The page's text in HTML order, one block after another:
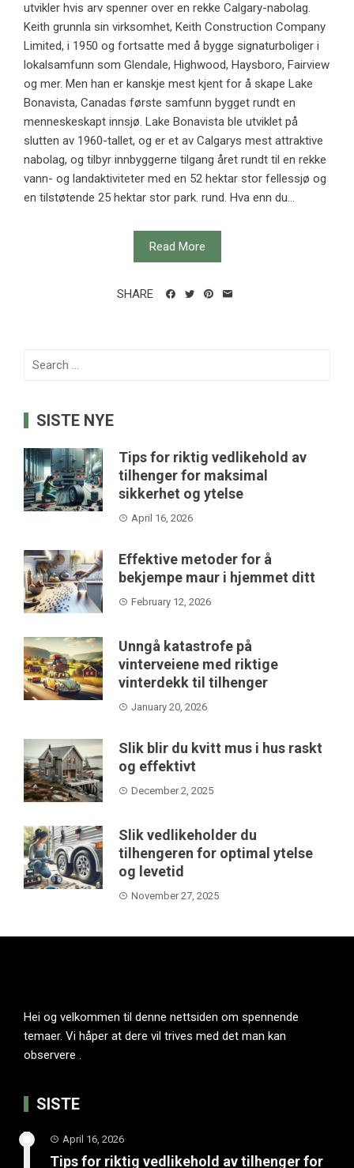
utvikler hvis arv spenner over en rekke Calgary-nabolag.
Keith grunnla sin virksomhet, Keith Construction Company
Limited, i 1950 og fortsatte med å bygge signaturboliger i
lokalsamfunn som Glendale, Highwood, Haysboro, Fairview
og mer. Men han er kanskje mest kjent for å skape Lake
Bonavista, Canadas første samfunn bygget rundt en
menneskeskapt innsjø. Lake Bonavista ble utviklet på
slutten av 1960-tallet, og er et av Calgarys mest attraktive
nabolag, og tilbyr innbyggerne tilgang året rundt til en rekke
vann- og landaktiviteter med en 52 hektar stor fellessjø og
en tilstøtende 25 hektar stor park. rund. Hva enn du...
Read More
SHARE
Search
SISTE NYE
Tips for riktig vedlikehold av
tilhenger for maksimal
sikkerhet og ytelse
April 16, 2026
Effektive metoder for å
bekjempe maur i hjemmet ditt
February 12, 2026
Unngå katastrofe på
vinterveiene med riktige
vinterdekk til tilhenger
January 20, 2026
Slik blir du kvitt mus i hus raskt
og effektivt
December 2, 2025
Slik vedlikeholder du
tilhengeren for optimal ytelse
og levetid
November 27, 2025
Hei og velkommen til denne nettsiden om spennende
temaer. Vi håper at dere vil trives med det man kan
observere .
SISTE
April 16, 2026
Tips for riktig vedlikehold av tilhenger for